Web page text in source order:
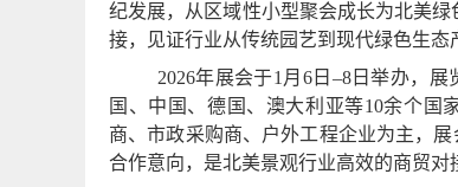
纪发展，从区域性小型聚会成长为北美
接，见证行业从传统园艺到现代绿色生态
2026年展会于1 月 6日–8日举办，展
国、中国、德国、澳大利亚等10余个国
商、市政采购商、户外工程企业为主，
合作意向，是北美景观行业高效的商贸对